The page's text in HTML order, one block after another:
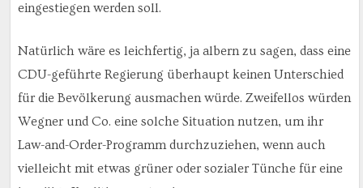
eingestiegen werden soll.
Natürlich wäre es leichfertig, ja albern zu sagen, dass eine
CDU-geführte Regierung überhaupt keinen Unterschied
für die Bevölkerung ausmachen würde. Zweifellos würden
Wegner und Co. eine solche Situation nutzen, um ihr
Law-and-Order-Programm durchzuziehen, wenn auch
vielleicht mit etwas grüner oder sozialer Tünche für eine